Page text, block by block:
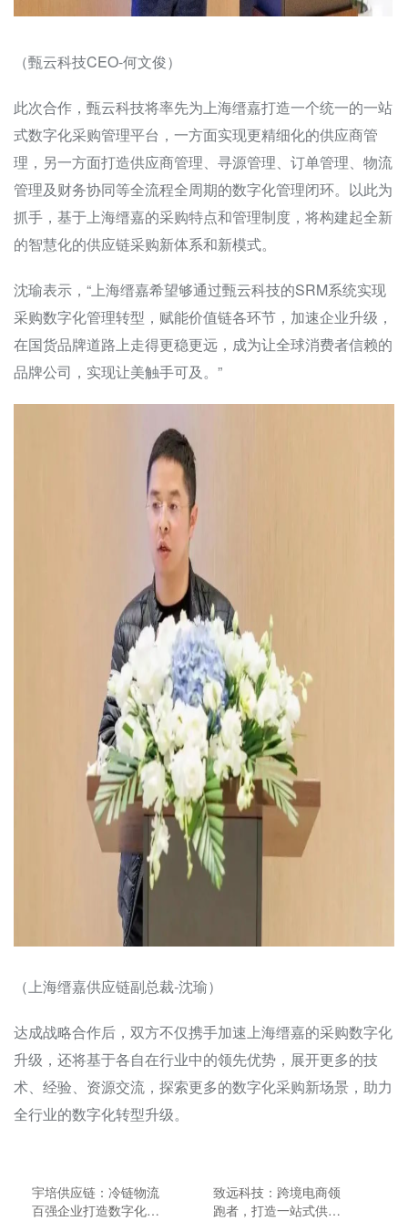
（甄云科技CEO-何文俊）
此次合作，甄云科技将率先为上海缙嘉打造一个统一的一站
式数字化采购管理平台，一方面实现更精细化的供应商管
理，另一方面打造供应商管理、寻源管理、订单管理、物流
管理及财务协同等全流程全周期的数字化管理闭环。以此为
抓手，基于上海缙嘉的采购特点和管理制度，将构建起全新
的智慧化的供应链采购新体系和新模式。
沈瑜表示，“上海缙嘉希望够通过甄云科技的SRM系统实现
采购数字化管理转型，赋能价值链各环节，加速企业升级，
在国货品牌道路上走得更稳更远，成为让全球消费者信赖的
品牌公司，实现让美触手可及。”
（上海缙嘉供应链副总裁-沈瑜）
达成战略合作后，双方不仅携手加速上海缙嘉的采购数字化
升级，还将基于各自在行业中的领先优势，展开更多的技
术、经验、资源交流，探索更多的数字化采购新场景，助力
全行业的数字化转型升级。
宇培供应链：冷链物流
百强企业打造数字化采
致远科技：跨境电商领
跑者，打造一站式供应